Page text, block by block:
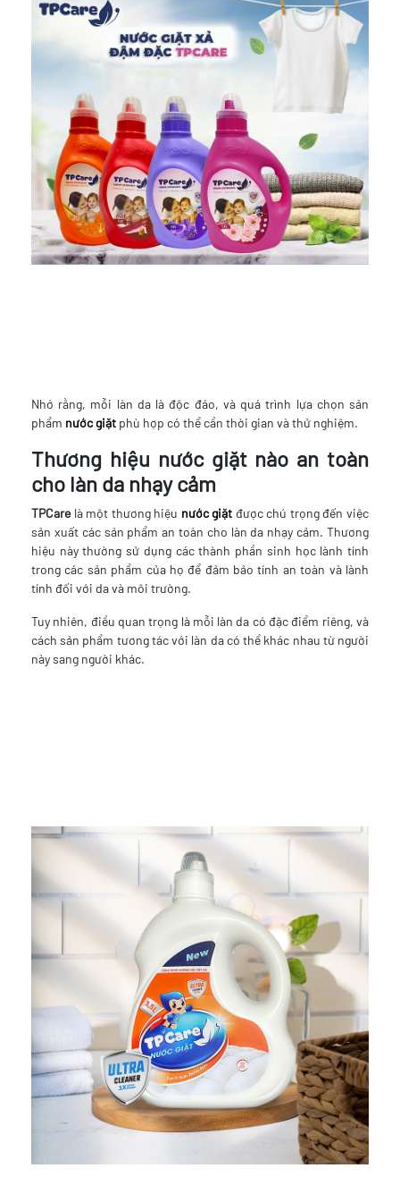
Nhớ rằng, mỗi làn da là độc đáo, và quá trình lựa chọn sản
phẩm nước giặt phù hợp có thể cần thời gian và thử nghiệm.
Thương hiệu nước giặt nào an toàn
cho làn da nhạy cảm
TPCarelà một thương hiệu nước giặt được chú trọng đến việc
sản xuất các sản phẩm an toàn cho làn da nhạy cảm. Thương
hiệu này thường sử dụng các thành phần sinh học lành tính
trong các sản phẩm của họ để đảm bảo tính an toàn và lành
tính đối với da và môi trường.
Tuy nhiên, điều quan trọng là mỗi làn da có đặc điểm riêng, và
cách sản phẩm tương tác với làn da có thể khác nhau từ người
này sang người khác.